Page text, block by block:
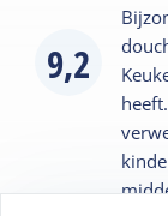
9,2